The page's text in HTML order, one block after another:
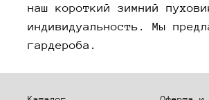
наш короткий зимний
индивидуальность. Мы
гардероба.